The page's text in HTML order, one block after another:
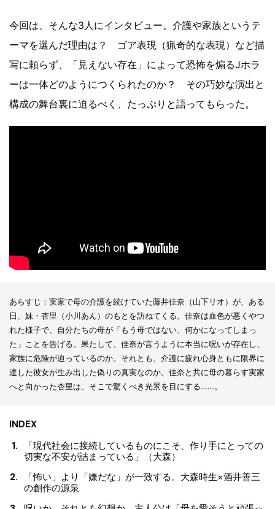
今回は、そんな3人にインタビュー。介護や家族というテ
ーマを選んだ理由は？ ゴア表現（猟奇的な表現）など描
写に頼らず、「見えない存在」によって恐怖を煽るJホラ
ーは一体どのようにつくられたのか？ その巧妙な演出と
構成の舞台裏に迫るべく、たっぷりと語ってもらった。
あらすじ：実家で母の介護を続けていた藤井佳奈（山下リオ）が、ある
日、妹・杏里（小川あん）のもとを訪ねてくる。佳奈は血色が悪くやつ
れた様子で、自分たちの母が「もう母ではない、何かになってしまっ
た」ことを告げる。果たして、佳奈が言うように本当に呪いが存在し、
家族に危険が迫っているのか。それとも、介護に疲れ心身ともに限界に
達した彼女が生み出した偽りの真実なのか。佳奈と共に母の暮らす実家
へと向かった杏里は、そこで驚くべき光景を目にする……。
INDEX
「現代社会に接続しているものにこそ、作り手にとっての
切実な不安が詰まっている」（大森）
「怖い」より「嫌だな」が一致する。大森時生×酒井善三
の創作の源泉